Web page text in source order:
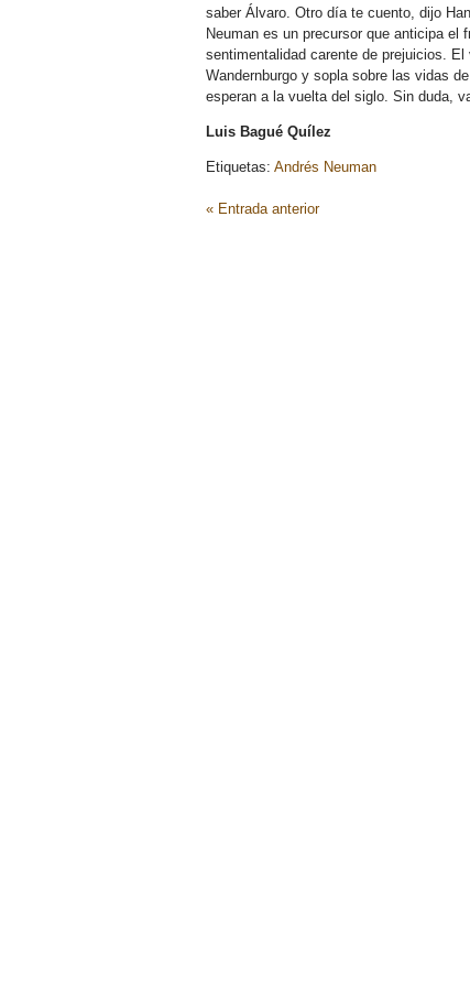
saber Álvaro. Otro día te cuento, dijo
Neuman es un precursor que anticipa el
sentimentalidad carente de prejuicios.
Wandernburgo y sopla sobre las vidas
esperan a la vuelta del siglo. Sin duda,
Luis Bagué Quílez
Etiquetas: Andrés Neuman
« Entrada anterior